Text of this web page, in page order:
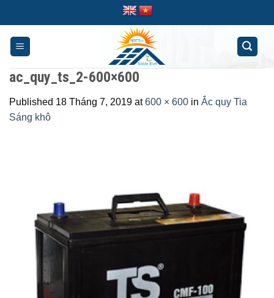
content
ac_quy_ts_2-600×600
Published 18 Tháng 7, 2019 at600 × 600 in Ắc quy Tia
Sáng khô